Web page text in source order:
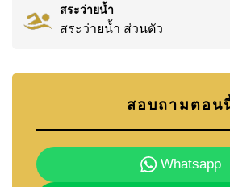
สระว่ายน้ำ
สระว่ายน้ำ ส่วนตัว
สอบถามตอน
Whatsapp